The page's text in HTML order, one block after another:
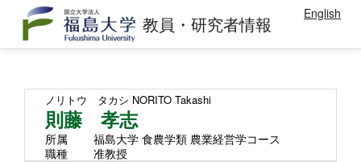
教員・研究者情報 English
ノリトウ タカシ NORITO Takashi
則藤 孝志
所属
福島大学 食農学類 農業経営学コース
職種
准教授